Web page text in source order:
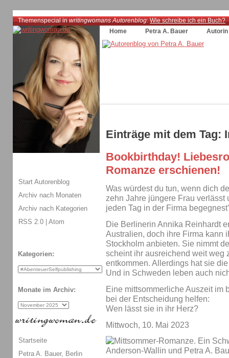
Themenspecial inwritingwomans Autorenblog:Wie schreibe ich ein Buch?
Home
Petra A. Bauer Autorin
Einträge mit dem Tag:
Bookbirthday!
Romanze erschienen!
Was würdest du tun, wenn dich
zehn Jahre jüngere Frau
jeden Tag in der Firma
Die Berlinerin Annika Reinhardt
Australien, doch ihre Firma kann
Stockholm anbieten. Sie nimmt
scheint ihr ausreichend weit weg
entkommen. Allerdings hat sie
Und in Schweden leben auch
Eine mittsommerliche Auszeit im
bei der Entscheidung helfen:
Wen lässt sie in ihr Herz?
Mittwoch, 10. Mai 2023
Start Autorenblog
Archiv nach Monaten
Archiv nach Kategorien
RSS 2.0 | Atom
Kategorien:
Monate im Archiv:
Startseite
Petra A. Bauer, Berlin